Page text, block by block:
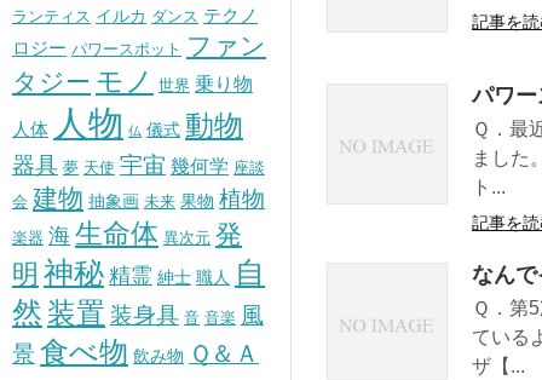
ランティス イルカ ダンス テクノ
ロジー パワースポット ファン
タジー モノ 世界 乗り物
人体 人物 仏 儀式 動物
器具 夢 天使 宇宙 幾何学 座談
会 建物 抽象画 未来 果物 植物
楽器 海 生命体 異次元 発
明 神秘精霊 紳士 職人
自
然 装置 装身具 音 音楽 風
景 食べ物 飲み物 Ｑ＆Ａ
記事を
パワ
Ｑ．最
ました
ト...
記事を
なん
Ｑ．第
ている
ザ【...